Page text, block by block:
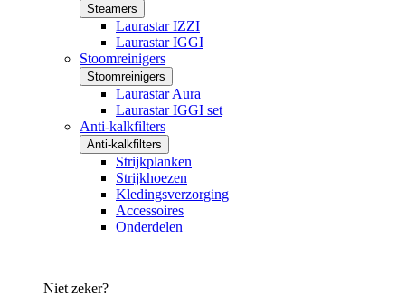
Steamers
Laurastar IZZI
Laurastar IGGI
Stoomreinigers
Stoomreinigers
Laurastar Aura
Laurastar IGGI set
Anti-kalkfilters
Anti-kalkfilters
Strijkplanken
Strijkhoezen
Kledingsverzorging
Accessoires
Onderdelen
Niet zeker?